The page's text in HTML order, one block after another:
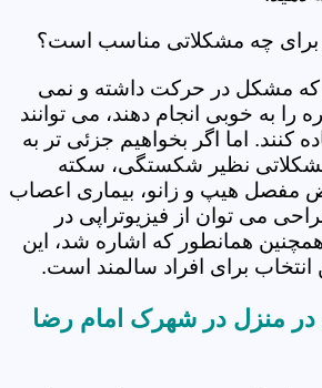
برای چه مشکلاتی مناسب است؟
که مشکل در حرکت داشته و نمی
را به خوبی انجام دهند، می توانند
کنند. اما اگر بخواهیم جزئی تر به
مشکلاتی نظیر شکستگی، سکته
مفصل هیپ و زانو، بیماری اعصاب
می توان از فیزیوتراپی در
همانطور که اشاره شد، این
برای افراد سالمند است.
در منزل در شهرک امام رضا